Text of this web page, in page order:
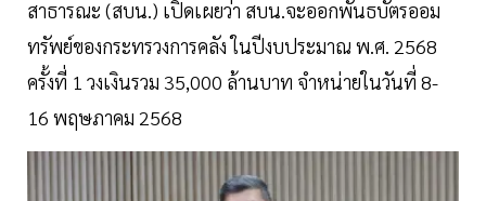
สาธารณะ (สบน.) เปิดเผยว่า สบน.จะออกพันธบัตรออม
ทรัพย์ของกระทรวงการคลัง ในปีงบประมาณ พ.ศ. 2568
ครั้งที่ 1 วงเงินรวม 35,000 ล้านบาท จำหน่ายในวันที่ 8-
16 พฤษภาคม 2568